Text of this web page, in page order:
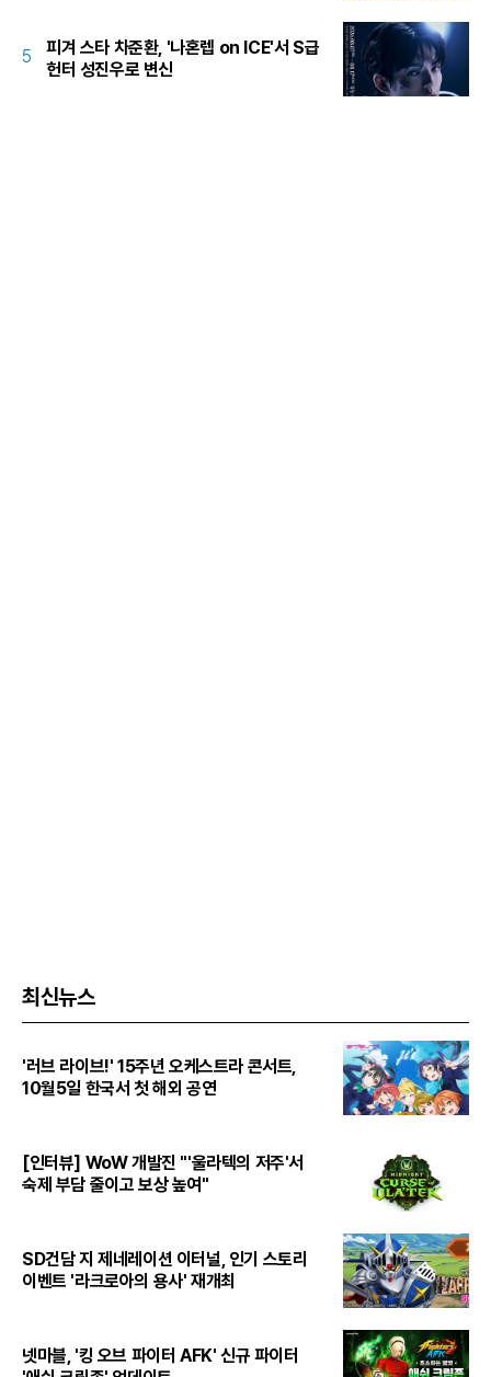
5
피겨 스타 차준환, '나혼렙 on ICE'서 S급
헌터 성진우로 변신
최신뉴스
'러브 라이브!' 15주년 오케스트라 콘서트,
10월5일 한국서 첫 해외 공연
[인터뷰] WoW 개발진 "'울라텍의 저주'서
숙제 부담 줄이고 보상 높여"
SD건담 지 제네레이션 이터널, 인기 스토리
이벤트 '라크로아의 용사' 재개최
넷마블, '킹 오브 파이터 AFK' 신규 파이터